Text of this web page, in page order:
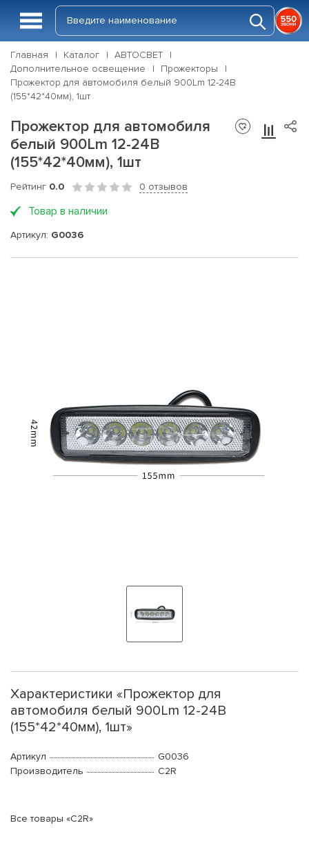
Главная Каталог
АВТОСВЕТ
Дополнительное освещение
Прожекторы
Прожектор для автомобиля белый 900Lm 12-24В
(155*42*40мм), 1шт
Прожектор для автомобиля
белый 900Lm 12-24В
(155*42*40мм), 1шт
Рейтинг 0.0 0 отзывов
Товар в наличии
Артикул: G0036
Характеристики «Прожектор для
автомобиля белый 900Lm 12-24В
(155*42*40мм), 1шт»
Артикул
G0036
Производитель
C2R
Все товары «C2R»